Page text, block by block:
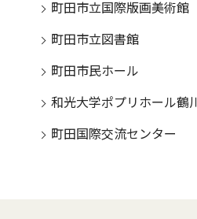
町田市立国際版画美術館
町田市立図書館
町田市民ホール
和光大学ポプリホール鶴川
町田国際交流センター